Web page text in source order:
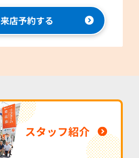
来店予約する
スタッフ紹介